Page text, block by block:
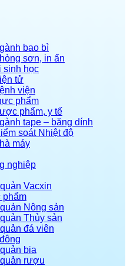
bao bì
sơn, in ấn
sinh học
tử
viện
phẩm
phẩm, y tế
tape – băng dính
soát Nhiệt độ
máy
nghiệp
Vacxin
phẩm
Nông sản
Thủy sản
đá viên
bia
rượu